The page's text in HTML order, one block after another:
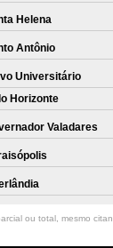
Helena
Antônio
Universitário
Horizonte
Valadares
ou total, mesmo